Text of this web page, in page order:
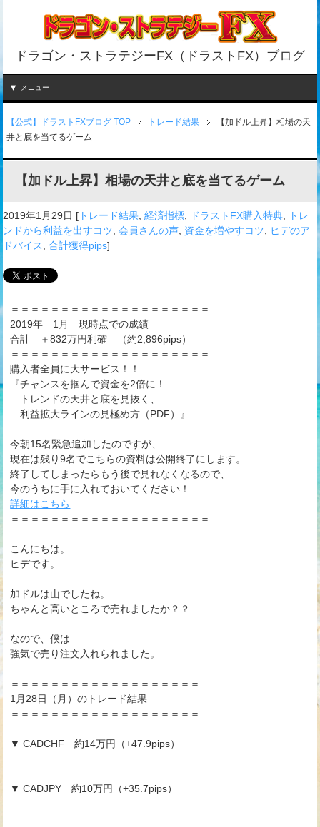
ドラゴン・ストラテジーFX（ドラストFX）ブログ
メニュー
【公式】ドラストFXブログ TOP トレード結果
【加ドル上昇】相場の天
井と底を当てるゲーム
【加ドル上昇】相場の天井と底を当てるゲーム
2019年1月29日 [ トレード結果,経済指標, ドラストFX購入特典,
トレ
ンドから利益を出すコツ,会員さんの声, 資金を増やすコツ, ヒデのア
ドバイス,合計獲得pips]
＝＝＝＝＝＝＝＝＝＝＝＝＝＝＝＝＝＝＝＝
2019年 1月 現時点での成績
合計 ＋832万円利確 （約2,896pips）
＝＝＝＝＝＝＝＝＝＝＝＝＝＝＝＝＝＝＝＝
購入者全員に大サービス！！
『チャンスを掴んで資金を2倍に！
トレンドの天井と底を見抜く、
利益拡大ラインの見極め方（PDF）』
今朝15名緊急追加したのですが、
現在は残り9名でこちらの資料は公開終了にします。
終了してしまったらもう後で見れなくなるので、
今のうちに手に入れておいてください！
詳細はこちら
＝＝＝＝＝＝＝＝＝＝＝＝＝＝＝＝＝＝＝＝
こんにちは。
ヒデです。
加ドルは山でしたね。
ちゃんと高いところで売れましたか？？
なので、僕は
強気で売り注文入れられました。
＝＝＝＝＝＝＝＝＝＝＝＝＝＝＝＝＝＝＝
1月28日（月）のトレード結果
＝＝＝＝＝＝＝＝＝＝＝＝＝＝＝＝＝＝＝
▼ CADCHF 約14万円（+47.9pips）
▼ CADJPY 約10万円（+35.7pips）